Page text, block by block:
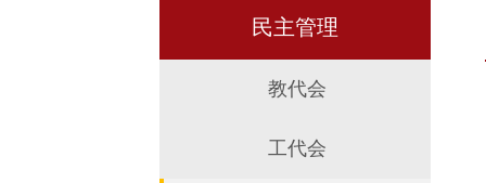
民主管理
教代会
工代会